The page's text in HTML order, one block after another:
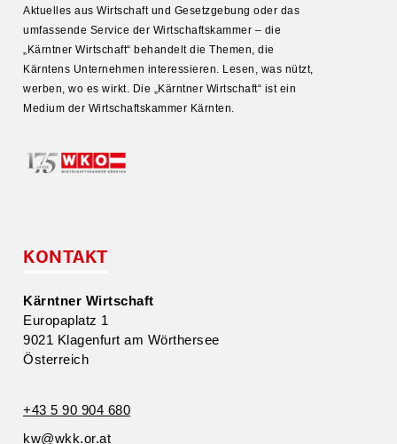
Aktuelles aus Wirtschaft und Gesetz­gebung oder das
umfas­sende Service der Wirtschafts­kammer – die
„Kärntner Wirtschaft“ behandelt die Themen, die
Kärntens Unter­nehmen inter­es­sieren. Lesen, was nützt,
werben, wo es wirkt. Die „Kärntner Wirtschaft“ ist ein
Medium der Wirtschafts­kammer Kärnten.
KONTAKT
Kärntner Wirtschaft
Europa­platz 1
9021 Klagenfurt am Wörthersee
Öster­reich
+43 5 90 904 680
kw@​wkk.​or.​at